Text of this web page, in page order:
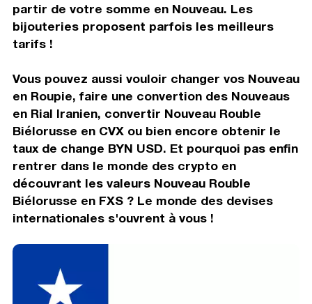
partir de votre somme en Nouveau. Les
bijouteries proposent parfois les meilleurs
tarifs !
Vous pouvez aussi vouloir changer vos Nouveau
en Roupie, faire une convertion des Nouveaus
en Rial Iranien, convertir Nouveau Rouble
Biélorusse en CVX ou bien encore obtenir le
taux de change BYN USD. Et pourquoi pas enfin
rentrer dans le monde des crypto en
découvrant les valeurs Nouveau Rouble
Biélorusse en FXS ? Le monde des devises
internationales s'ouvrent à vous !